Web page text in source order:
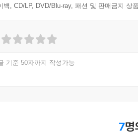
백, CD/LP, DVD/Blu-ray, 패션 및 판매금지 상
기준 50자까지 작성가능
7